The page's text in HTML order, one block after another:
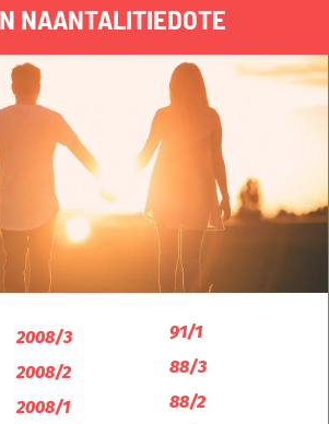
NAANTALITIEDOTE
2008/3
2008/2
2008/1
91/1
88/3
88/2